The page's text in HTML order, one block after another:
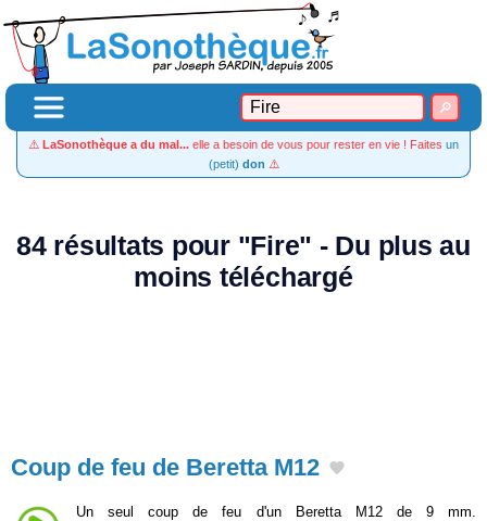
⚠️ LaSonothèque a du mal... elle a besoin de vous pour rester en vie ! Faites un
(petit) don ⚠️
84 résultats pour "Fire" - Du plus au
moins téléchargé
Coup de feu de Beretta M12
Un seul coup de feu d'un Beretta M12 de 9 mm.